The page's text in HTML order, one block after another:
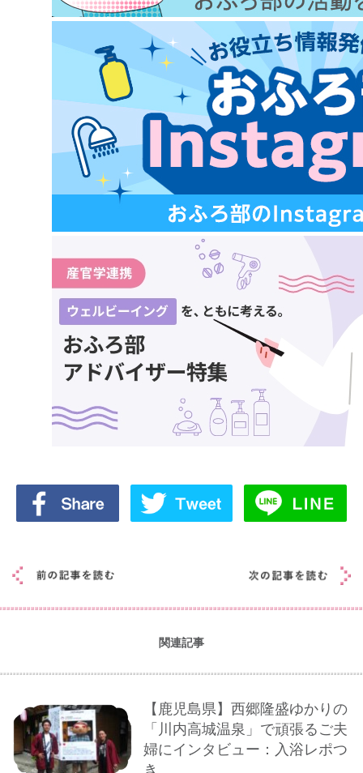
関連記事
【鹿児島県】西郷隆盛ゆかりの
「川内高城温泉」で頑張るご夫
婦にインタビュー：入浴レポつ
き